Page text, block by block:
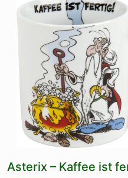
Asterix – Kaffee ist